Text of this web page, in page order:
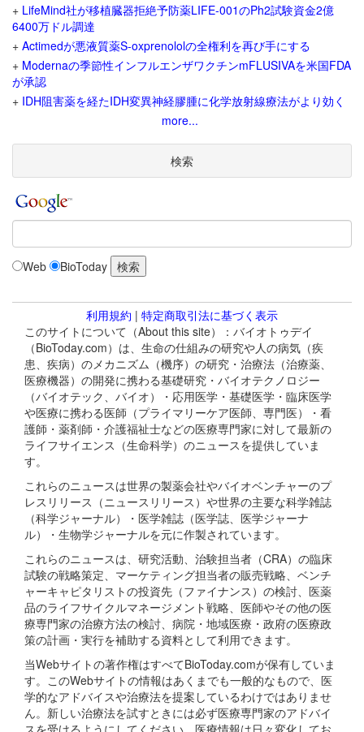
+ LifeMind社が移植臓器拒絶予防薬LIFE-001のPh2試験資金2億
6400万ドル調達
+ Actimedが悪液質薬S-oxprenololの全権利を再び手にする
+ Modernaの季節性インフルエンザワクチンmFLUSIVAを米国FDA
が承認
+ IDH阻害薬を経たIDH変異神経膠腫に化学放射線療法がより効く
more...
検索
Web BioToday
利用規約 | 特定商取引法に基づく表示
このサイトについて（About this site）：バイオトゥデイ
（BioToday.com）は、生命の仕組みの研究や人の病気（疾
患、疾病）のメカニズム（機序）の研究・治療法（治療薬、
医療機器）の開発に携わる基礎研究・バイオテクノロジー
（バイオテック、バイオ）・応用医学・基礎医学・臨床医学
や医療に携わる医師（プライマリーケア医師、専門医）・看
護師・薬剤師・介護福祉士などの医療専門家に対して最新の
ライフサイエンス（生命科学）のニュースを提供していま
す。
これらのニュースは世界の製薬会社やバイオベンチャーのプ
レスリリース（ニュースリリース）や世界の主要な科学雑誌
（科学ジャーナル）・医学雑誌（医学誌、医学ジャーナ
ル）・生物学ジャーナルを元に作製されています。
これらのニュースは、研究活動、治験担当者（CRA）の臨床
試験の戦略策定、マーケティング担当者の販売戦略、ベンチ
ャーキャピタリストの投資先（ファイナンス）の検討、医薬
品のライフサイクルマネージメント戦略、医師やその他の医
療専門家の治療方法の検討、病院・地域医療・政府の医療政
策の計画・実行を補助する資料として利用できます。
当Webサイトの著作権はすべてBioToday.comが保有していま
す。このWebサイトの情報はあくまでも一般的なもので、医
学的なアドバイスや治療法を提案しているわけではありませ
ん。新しい治療法を試すときには必ず医療専門家のアドバイ